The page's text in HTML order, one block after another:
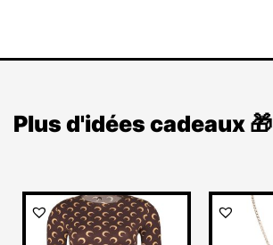
Plus d'idées cadeaux 🎁